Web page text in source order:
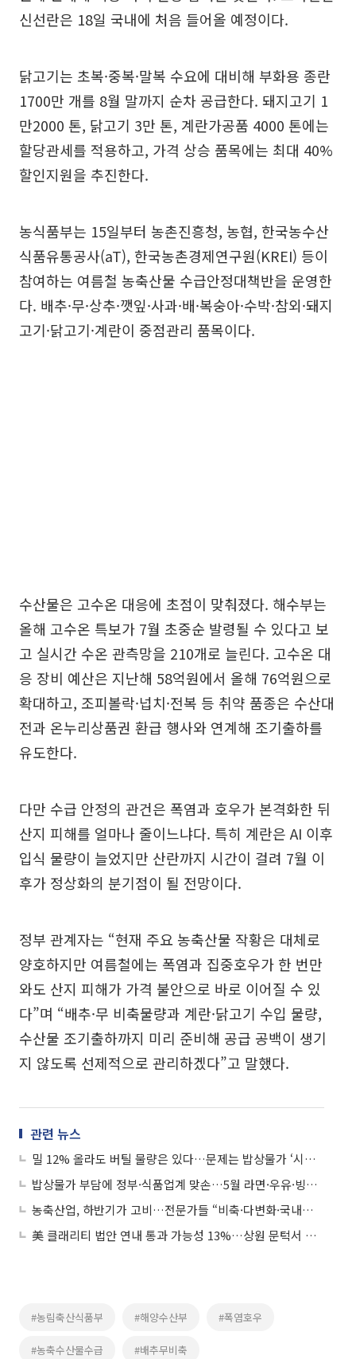
신선란은 18일 국내에 처음 들어올 예정이다.
닭고기는 초복·중복·말복 수요에 대비해 부화용 종란
1700만 개를 8월 말까지 순차 공급한다. 돼지고기 1
만2000 톤, 닭고기 3만 톤, 계란가공품 4000 톤에는
할당관세를 적용하고, 가격 상승 품목에는 최대 40%
할인지원을 추진한다.
농식품부는 15일부터 농촌진흥청, 농협, 한국농수산
식품유통공사(aT), 한국농촌경제연구원(KREI) 등이
참여하는 여름철 농축산물 수급안정대책반을 운영한
다. 배추·무·상추·깻잎·사과·배·복숭아·수박·참외·돼지
고기·닭고기·계란이 중점관리 품목이다.
수산물은 고수온 대응에 초점이 맞춰졌다. 해수부는
올해 고수온 특보가 7월 초중순 발령될 수 있다고 보
고 실시간 수온 관측망을 210개로 늘린다. 고수온 대
응 장비 예산은 지난해 58억원에서 올해 76억원으로
확대하고, 조피볼락·넙치·전복 등 취약 품종은 수산대
전과 온누리상품권 환급 행사와 연계해 조기출하를
유도한다.
다만 수급 안정의 관건은 폭염과 호우가 본격화한 뒤
산지 피해를 얼마나 줄이느냐다. 특히 계란은 AI 이후
입식 물량이 늘었지만 산란까지 시간이 걸려 7월 이
후가 정상화의 분기점이 될 전망이다.
정부 관계자는 “현재 주요 농축산물 작황은 대체로
양호하지만 여름철에는 폭염과 집중호우가 한 번만
와도 산지 피해가 가격 불안으로 바로 이어질 수 있
다”며 “배추·무 비축물량과 계란·닭고기 수입 물량,
수산물 조기출하까지 미리 준비해 공급 공백이 생기
지 않도록 선제적으로 관리하겠다”고 말했다.
관련 뉴스
밀 12% 올라도 버틸 물량은 있다…문제는 밥상물가 ‘시차 충격’
밥상물가 부담에 정부·식품업계 맞손…5월 라면·우유·빙과 등 최대 58% 할인
농축산업, 하반기가 고비…전문가들 “비축·다변화·국내생산기반 함께 손봐야”
美 클래리티 법안 연내 통과 가능성 13%…상원 문턱서 제동
#농림축산식품부 #해양수산부 #폭염호우
#농축수산물수급 #배추무비축